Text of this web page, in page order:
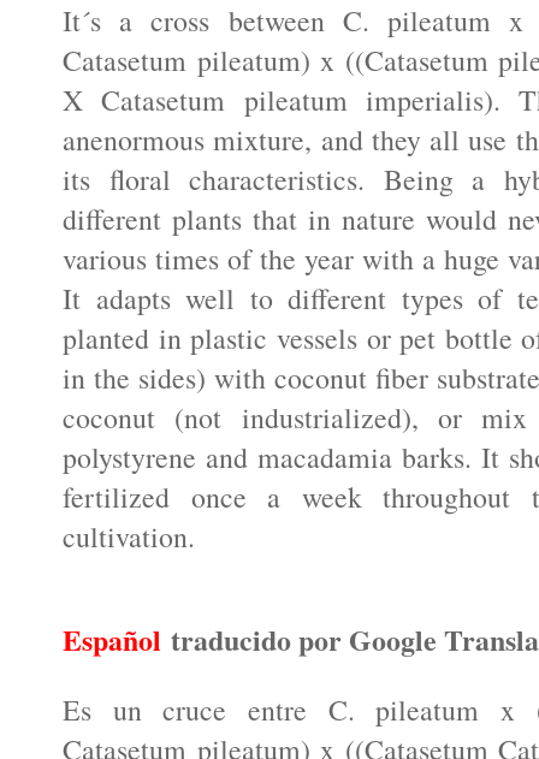
It´s a cross between C. pileatum x
Catasetum pileatum) x ((Catasetum
X Catasetum pileatum
anenormous mixture, and they all use
its floral characteristics. Being a
different plants that in nature would
various times of the year with a huge
It adapts well to different types of
planted in plastic vessels or pet bottle
in the sides) with coconut fiber
coconut (not industrialized), or mix
polystyrene and macadamia barks. It
fertilized once a week throughout
cultivation.
Español traducido por Google
Es un cruce entre C. pileatum x
Catasetum pileatum) x ((Catasetum